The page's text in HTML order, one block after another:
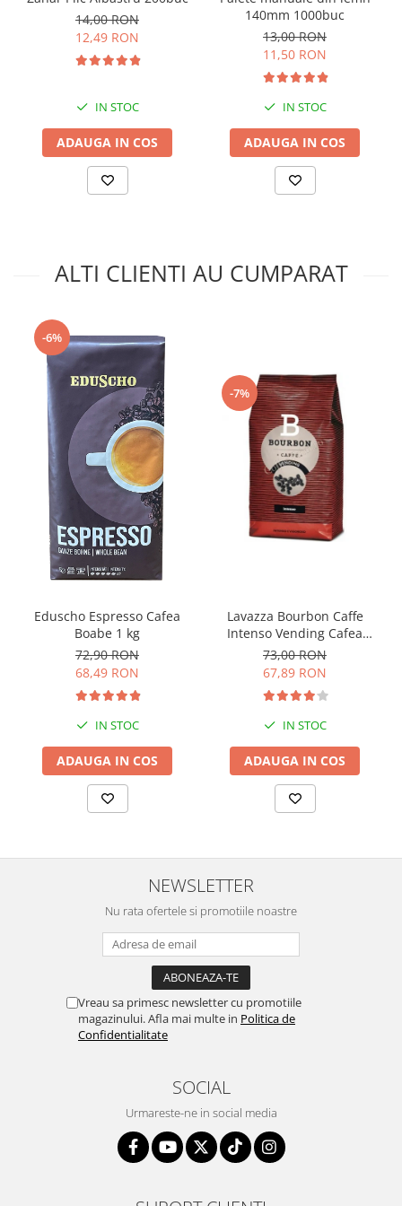
14,00 RON
12,49 RON
IN STOC
ADAUGA IN COS
140mm 1000buc
13,00 RON
11,50 RON
IN STOC
ADAUGA IN COS
ALTI CLIENTI AU CUMPARAT
-6%
Eduscho Espresso Cafea
Boabe 1 kg
72,90 RON
68,49 RON
IN STOC
ADAUGA IN COS
-7%
Lavazza Bourbon Caffe
Intenso Vending Cafea
Boabe 1 Kg
73,00 RON
67,89 RON
IN STOC
ADAUGA IN COS
NEWSLETTER
Nu rata ofertele si promotiile noastre
Vreau sa primesc newsletter cu promotiile
magazinului. Afla mai multe in Politica de
Confidentialitate
SOCIAL
Urmareste-ne in social media